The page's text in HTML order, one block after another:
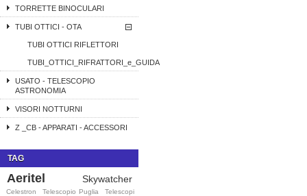
TORRETTE BINOCULARI
TUBI OTTICI - OTA
TUBI OTTICI RIFLETTORI
TUBI_OTTICI_RIFRATTORI_e_GUIDA
USATO - TELESCOPIO
ASTRONOMIA
VISORI NOTTURNI
Z _CB - APPARATI - ACCESSORI
TAG
Aeritel Skywatcher
Celestron Telescopio Puglia
Telescopi